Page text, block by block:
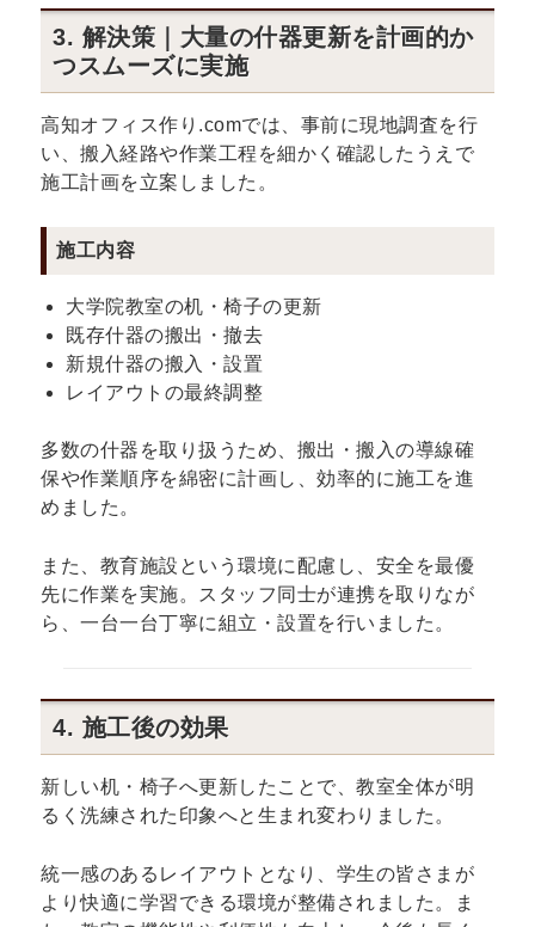
3. 解決策｜大量の什器更新を計画的か
つスムーズに実施
高知オフィス作り.comでは、事前に現地調査を行
い、搬入経路や作業工程を細かく確認したうえで
施工計画を立案しました。
施工内容
大学院教室の机・椅子の更新
既存什器の搬出・撤去
新規什器の搬入・設置
レイアウトの最終調整
多数の什器を取り扱うため、搬出・搬入の導線確
保や作業順序を綿密に計画し、効率的に施工を進
めました。
また、教育施設という環境に配慮し、安全を最優
先に作業を実施。スタッフ同士が連携を取りなが
ら、一台一台丁寧に組立・設置を行いました。
4. 施工後の効果
新しい机・椅子へ更新したことで、教室全体が明
るく洗練された印象へと生まれ変わりました。
統一感のあるレイアウトとなり、学生の皆さまが
より快適に学習できる環境が整備されました。ま